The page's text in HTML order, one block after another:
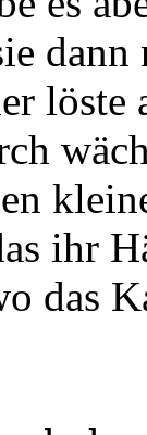
ihr
das